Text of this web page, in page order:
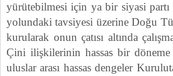
yürütebilmesi için ya bir siyasi
yolundaki tavsiyesi üzerine Doğu
kurularak onun çatısı altında
Çini ilişkilerinin hassas bir
uluslar arası hassas dengeler